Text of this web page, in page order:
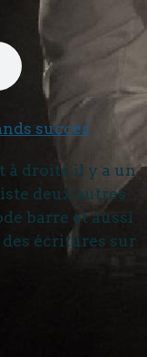
à droite il y a un
deux autres
barre et aussi
écritures sur